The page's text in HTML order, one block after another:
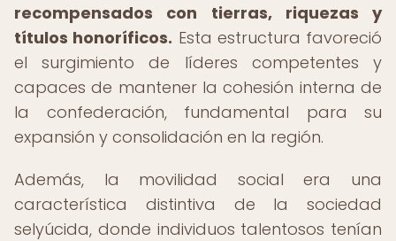
recompensados con tierras, riquezas y
títulos honoríficos. Esta estructura favoreció
el surgimiento de líderes competentes y
capaces de mantener la cohesión interna de
la confederación, fundamental para su
expansión y consolidación en la región.
Además, la movilidad social era una
característica distintiva de la sociedad
selyúcida, donde individuos talentosos tenían